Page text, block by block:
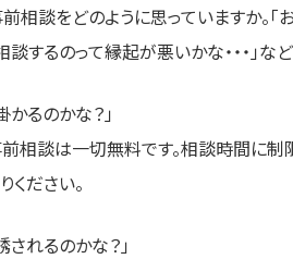
相談をどのように思っていますか。「
談するのって縁起が悪いかな・・・」
かるのかな？」
相談は一切無料です。相談時間に制
ください。
されるのかな？」